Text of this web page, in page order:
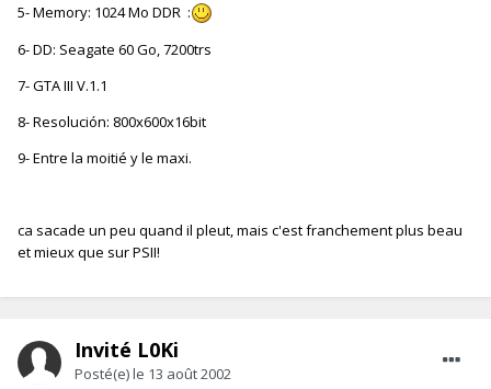
5- Memory: 1024 Mo DDR :
6- DD: Seagate 60 Go, 7200trs
7- GTA III V.1.1
8- Resolución: 800x600x16bit
9- Entre la moitié y le maxi.
ca sacade un peu quand il pleut, mais c'est franchement plus beau
et mieux que sur PSII!
Invité L0Ki
Posté(e)le 13 août 2002